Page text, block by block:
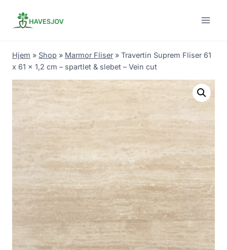
Hjem » Shop » Marmor Fliser » Travertin Suprem Fliser 61
x 61 x 1,2 cm – spartlet & slebet – Vein cut